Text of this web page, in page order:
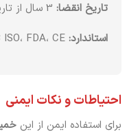
تاریخ انقضا:
استاندارد:
احتیاطات و نکات ایمنی
برای استفاده ایمن از این